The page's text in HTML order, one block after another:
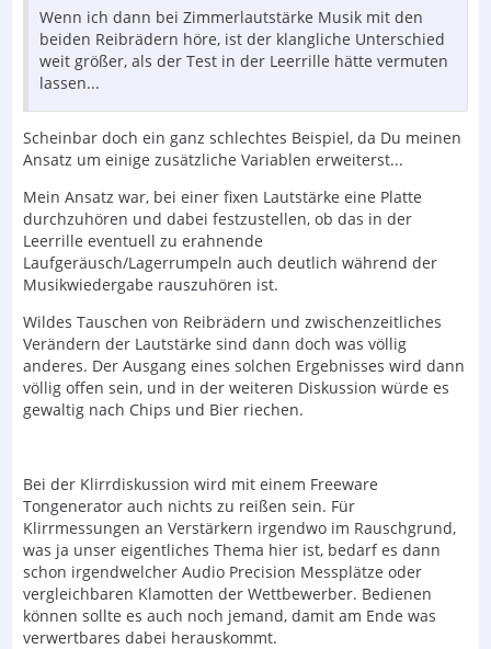
Wenn ich dann bei Zimmerlautstärke Musik mit den
beiden Reibrädern höre, ist der klangliche Unterschied
weit größer, als der Test in der Leerrille hätte vermuten
lassen...
Scheinbar doch ein ganz schlechtes Beispiel, da Du meinen
Ansatz um einige zusätzliche Variablen erweiterst...
Mein Ansatz war, bei einer fixen Lautstärke eine Platte
durchzuhören und dabei festzustellen, ob das in der
Leerrille eventuell zu erahnende
Laufgeräusch/Lagerrumpeln auch deutlich während der
Musikwiedergabe rauszuhören ist.
Wildes Tauschen von Reibrädern und zwischenzeitliches
Verändern der Lautstärke sind dann doch was völlig
anderes. Der Ausgang eines solchen Ergebnisses wird dann
völlig offen sein, und in der weiteren Diskussion würde es
gewaltig nach Chips und Bier riechen.
Bei der Klirrdiskussion wird mit einem Freeware
Tongenerator auch nichts zu reißen sein. Für
Klirrmessungen an Verstärkern irgendwo im Rauschgrund,
was ja unser eigentliches Thema hier ist, bedarf es dann
schon irgendwelcher Audio Precision Messplätze oder
vergleichbaren Klamotten der Wettbewerber. Bedienen
können sollte es auch noch jemand, damit am Ende was
verwertbares dabei herauskommt.